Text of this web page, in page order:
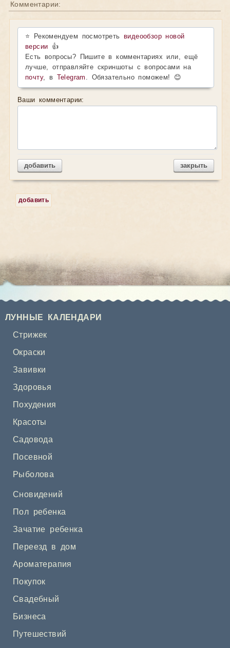
Комментарии:
⭐ Рекомендуем посмотретьвидеообзор новой
версии 👍
Есть вопросы? Пишите в комментариях или, ещё
лучше, отправляйте скриншоты с вопросами на
почту, в Telegram . Обязательно поможем! 😊
Ваши комментарии:
добавить закрыть
добавить
ЛУННЫЕ КАЛЕНДАРИ
Стрижек
Окраски
Завивки
Здоровья
Похудения
Красоты
Садовода
Посевной
Рыболова
Сновидений
Пол ребенка
Зачатие ребенка
Переезд в дом
Ароматерапия
Покупок
Свадебный
Бизнеса
Путешествий